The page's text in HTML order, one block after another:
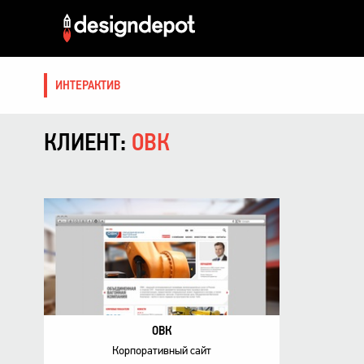
ИНТЕРАКТИВ
КЛИЕНТ: ОВК
ОВК
Корпоративный сайт